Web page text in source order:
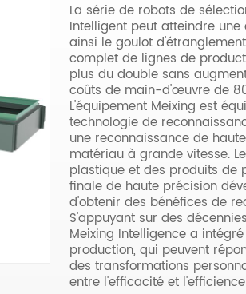
La série de robots de
Intelligent peut atteindre
ainsi le goulot
complet de lignes de
plus du double sans
coûts de main-d'œuvre de
L'équipement Meixing est
technologie de
une reconnaissance de
matériau à grande vitesse.
plastique et des produits de
finale de haute précision
d'obtenir des bénéfices de
S'appuyant sur des
Meixing Intelligence a
production, qui peuvent
des transformations
entre l'efficacité et